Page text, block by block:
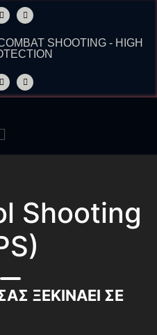
SHOOTING - HIGH
Shooting
ΞΕΚΙΝΑΕΙ ΣΕ